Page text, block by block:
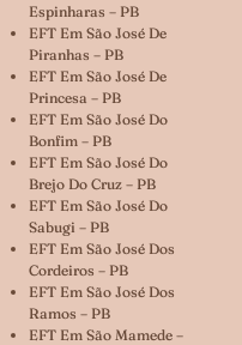
Espinharas – PB
EFT Em São José De
Piranhas – PB
EFT Em São José De
Princesa – PB
EFT Em São José Do
Bonfim – PB
EFT Em São José Do
Brejo Do Cruz – PB
EFT Em São José Do
Sabugi – PB
EFT Em São José Dos
Cordeiros – PB
EFT Em São José Dos
Ramos – PB
EFT Em São Mamede –